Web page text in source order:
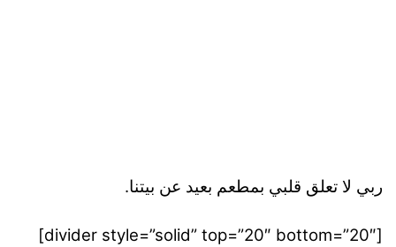
ربي لا تعلق قلبي بمطعم بعيد عن بيتنا.
[divider style=”solid” top=”20″ bottom=”20″]